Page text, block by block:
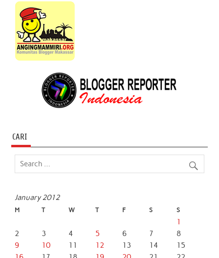
CARI
January 2012
M T W T F S S
1
2
3 4 5 6 7
8
9
10 11 12 13 14
15